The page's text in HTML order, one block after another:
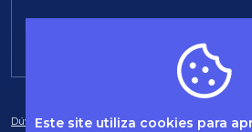
Este site utiliza cookies para
Dúvidas frequentes